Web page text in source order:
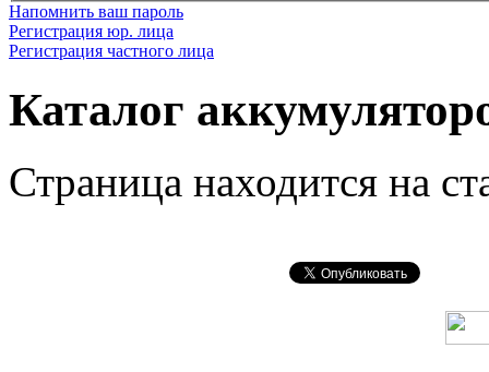
Напомнить ваш пароль
Регистрация юр. лица
Регистрация частного лица
Каталог
Страница находится на